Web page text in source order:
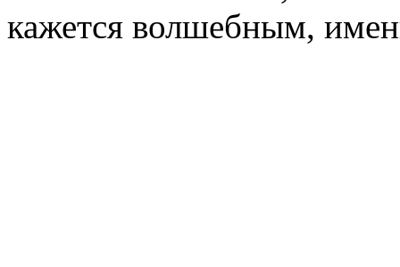
кажется волшебным,